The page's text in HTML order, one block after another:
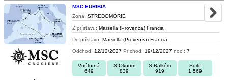
MSC EURIBIA
Zona: STREDOMORIE
Z prístavu: Marsella (Provenza) Francia
Do prístavu: Marsella (Provenza) Francia
Odchod: 12/12/2027 Príchod: 19/12/2027 nocí: 7
Vnútorná
649
S Oknom
839
S Balkóm
919
Suite
1.569